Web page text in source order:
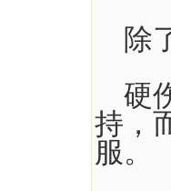
除
硬
持，
服。